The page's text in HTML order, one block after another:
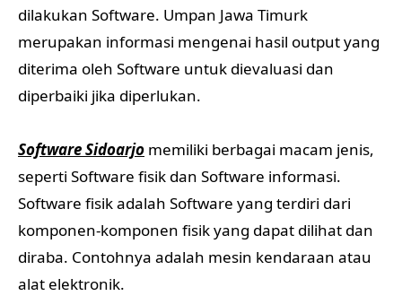
dilakukan Software. Umpan Jawa Timurk
merupakan informasi mengenai hasil output yang
diterima oleh Software untuk dievaluasi dan
diperbaiki jika diperlukan.
Software Sidoarjo memiliki berbagai macam jenis,
seperti Software fisik dan Software informasi.
Software fisik adalah Software yang terdiri dari
komponen-komponen fisik yang dapat dilihat dan
diraba. Contohnya adalah mesin kendaraan atau
alat elektronik.